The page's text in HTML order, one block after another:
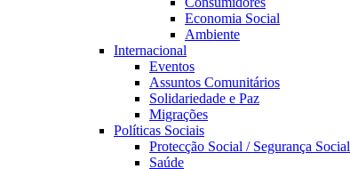
Economia Social
Ambiente
Internacional
Eventos
Assuntos Comunitários
Solidariedade e Paz
Migrações
Políticas Sociais
Protecção Social / Segurança Social
Saúde